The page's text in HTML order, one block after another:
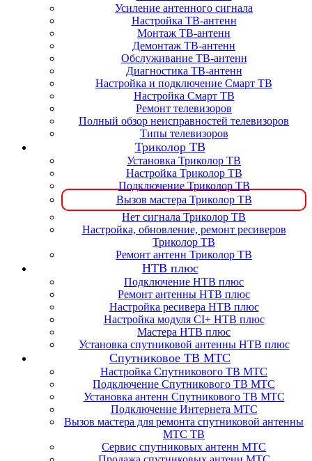
Усиление антенного сигнала
Настройка ТВ-антенн
Монтаж ТВ-антенн
Демонтаж ТВ-антенн
Обслуживание ТВ-антенн
Диагностика ТВ-антенн
Настройка и подключение Смарт ТВ
Настройка Смарт ТВ
Ремонт телевизоров
Полный обзор неисправностей телевизоров
Типы телевизоров
Триколор ТВ
Установка Триколор ТВ
Настройка Триколор ТВ
Подключение Триколор ТВ
Вызов мастера Триколор ТВ
Нет сигнала Триколор ТВ
Настройка, обновление, ремонт ресиверов
Триколор ТВ
Ремонт антенн Триколор ТВ
НТВ плюс
Подключение НТВ плюс
Ремонт антенны НТВ плюс
Настройка ресивера НТВ плюс
Настройка модуля CI+ НТВ плюс
Мастера НТВ плюс
Установка спутниковой антенны НТВ плюс
Спутниковое ТВ МТС
Настройка Спутникового ТВ МТС
Подключение Спутникового ТВ МТС
Установка антенн Спутникового ТВ МТС
Подключение Интернета МТС
Вызов мастера для ремонта спутниковой антенны
МТС ТВ
Сервис спутниковых антенн МТС